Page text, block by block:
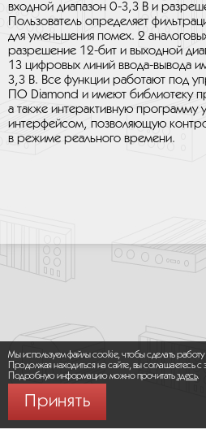
входной диапазон 0-3,3 В и
Пользователь определяет
для уменьшения помех. 2
разрешение 12-бит и выходной
13 цифровых линий ввода-вывода
3,3 В. Все функции работают под
ПО Diamond и имеют библиотеку
а также интерактивную программу
интерфейсом, позволяющую
в режиме реального времени.
Мы используем файлы cookie, чтобы сделать работу
Продолжая находиться на сайте, вы соглашаетесь с
Подробную информацию можно прочитатьздесь.
Принять